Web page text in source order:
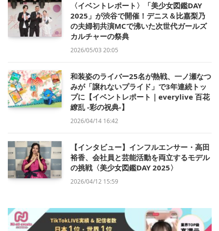
〈イベントレポート〉「美少女図鑑DAY
2025」が渋谷で開催！デニス＆比嘉梨乃
の夫婦初共演MCで沸いた次世代ガールズ
カルチャーの祭典
2026/05/03 20:05
和装姿のライバー25名が熱戦、一ノ瀬なつ
みが「譲れないプライド」で3年連続トッ
プに【イベントレポート｜everylive 百花
繚乱 -彩の祝典-】
2026/04/14 16:42
【インタビュー】インフルエンサー・高田
裕香、会社員と芸能活動を両立するモデル
の挑戦〈美少女図鑑DAY 2025〉
2026/04/12 15:59